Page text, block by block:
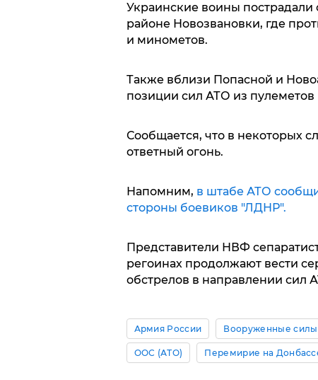
Украинские воины пострадали
районе Новозвановки, где
и минометов.
Также вблизи Попасной и
позиции сил АТО из пулеметов
Сообщается, что в некоторых
ответный огонь.
Напомним, в штабе АТО
стороны боевиков "ЛДНР".
Представители НВФ
регоинах продолжают вести
обстрелов в направлении сил
Армия России Вооруженные
ООС (АТО) Перемирие на